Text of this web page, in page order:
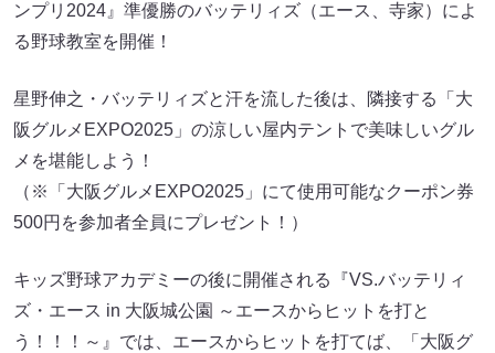
ンプリ2024』準優勝のバッテリィズ（エース、寺家）によ
る野球教室を開催！
星野伸之・バッテリィズと汗を流した後は、隣接する「大
阪グルメEXPO2025」の涼しい屋内テントで美味しいグル
メを堪能しよう！
（※「大阪グルメEXPO2025」にて使用可能なクーポン券
500円を参加者全員にプレゼント！）
キッズ野球アカデミーの後に開催される『VS.バッテリィ
ズ・エース in 大阪城公園 ～エースからヒットを打と
う！！！～』では、エースからヒットを打てば、「大阪グ